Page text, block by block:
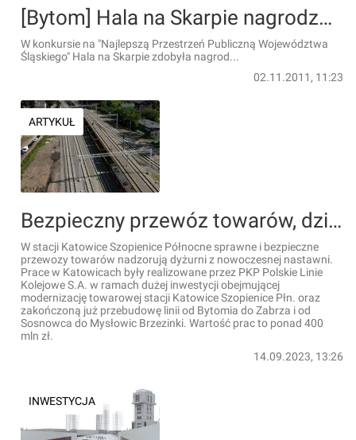
[Bytom] Hala na Skarpie nagrodzona
W konkursie na "Najlepszą Przestrzeń Publiczną Województwa
Śląskiego" Hala na Skarpie zdobyła nagrod...
02.11.2011, 11:23
ARTYKUŁ
Bezpieczny przewóz towarów, dzięki nowoczesnej nastawni w Katowicach [ZDJĘCIA]
W stacji Katowice Szopienice Północne sprawne i bezpieczne
przewozy towarów nadzorują dyżurni z nowoczesnej nastawni.
Prace w Katowicach były realizowane przez PKP Polskie Linie
Kolejowe S.A. w ramach dużej inwestycji obejmującej
modernizację towarowej stacji Katowice Szopienice Płn. oraz
zakończoną już przebudowę linii od Bytomia do Zabrza i od
Sosnowca do Mysłowic Brzezinki. Wartość prac to ponad 400
mln zł.
14.09.2023, 13:26
INWESTYCJA